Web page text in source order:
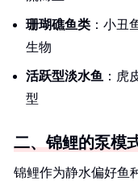
珊瑚礁鱼类 ：小丑
生物
活跃型淡水鱼 ：虎
型
二、锦鲤的泵模
锦鲤作为静水偏好鱼